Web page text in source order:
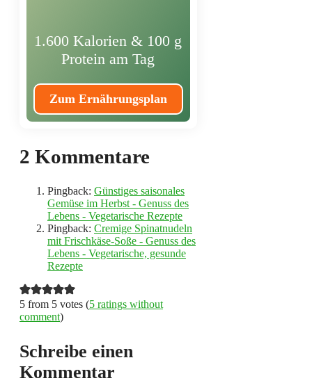
1.600 Kalorien & 100 g
Protein am Tag
Zum Ernährungsplan
2 Kommentare
Pingback: Günstiges saisonales
Gemüse im Herbst - Genuss des
Lebens - Vegetarische Rezepte
Pingback: Cremige Spinatnudeln
mit Frischkäse-Soße - Genuss des
Lebens - Vegetarische, gesunde
Rezepte
5 from 5 votes (5 ratings without
comment)
Schreibe einen
Kommentar